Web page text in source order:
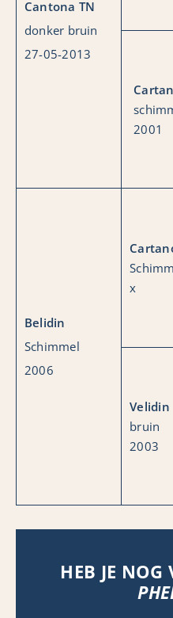
Cantona TN
donker bruin
27-05-2013
2001
Belidin
Schimmel
2006
x
Velidin
bruin
2003
HEB JE NOG